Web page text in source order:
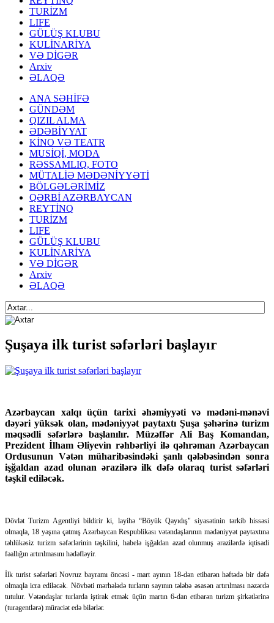
TURİZM
LIFE
GÜLÜŞ KLUBU
KULİNARİYA
VƏ DİGƏR
Arxiv
ƏLAQƏ
ANA SƏHİFƏ
GÜNDƏM
QIZIL ALMA
ƏDƏBİYYAT
KİNO VƏ TEATR
MUSİQİ, MODA
RƏSSAMLIQ, FOTO
MÜTALİƏ MƏDƏNİYYƏTİ
BÖLGƏLƏRİMİZ
QƏRBİ AZƏRBAYCAN
REYTİNQ
TURİZM
LIFE
GÜLÜŞ KLUBU
KULİNARİYA
VƏ DİGƏR
Arxiv
ƏLAQƏ
Şuşaya ilk turist səfərləri başlayır
Azərbaycan xalqı üçün tarixi əhəmiyyəti və mədəni-mənəvi
dəyəri yüksək olan, mədəniyyət paytaxtı Şuşa şəhərinə turizm
məqsədli səfərlərə başlanılır. Müzəffər Ali Baş Komandan,
Prezident İlham Əliyevin rəhbərliyi ilə qəhrəman Azərbaycan
Ordusunun Vətən müharibəsindəki şanlı qələbəsindən sonra
işğaldan azad olunan ərazilərə ilk dəfə olaraq turist səfərləri
təşkil ediləcək.
Dövlət Turizm Agentliyi bildirir ki, layihə “Böyük Qayıdış" siyasətinin tərkib hissəsi
olmaqla, 18 yaşına çatmış Azərbaycan Respublikası vətəndaşlarının mədəniyyət paytaxtına
təhlükəsiz turizm səfərlərinin təşkilini, habelə işğaldan azad olunmuş ərazilərdə iqtisadi
fəallığın artırılmasını hədəfləyir.
İlk turist səfərləri Novruz bayramı öncəsi - mart ayının 18-dən etibarən həftədə bir dəfə
olmaqla icra ediləcək. Növbəti mərhələdə turların sayının tələbə əsasən artırılması nəzərdə
tutulur. Vətəndaşlar turlarda iştirak etmək üçün martın 6-dan etibarən turizm şirkətlərinə
(turagentlərə) müraciət edə bilərlər.